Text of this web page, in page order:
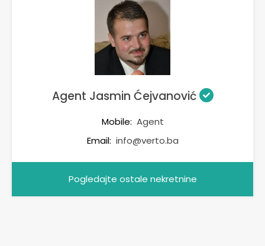
Agent Jasmin Ćejvanović
Mobile: Agent
Email: info@verto.ba
Pogledajte ostale nekretnine